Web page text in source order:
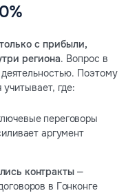
только с прибыли,
региона. Вопрос в
Поэтому
где:
переговоры
аргумент
контракты—
в Гонконге